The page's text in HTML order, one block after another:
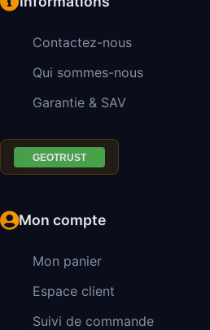
Contactez-nous
Qui sommes-nous
Garantie & SAV
Mon compte
Mon panier
Espace client
Suivi de commande